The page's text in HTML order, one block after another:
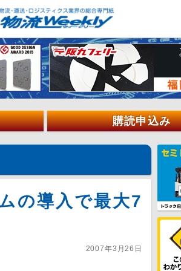
購読申込み
の導入で最大7
2007年3月26日